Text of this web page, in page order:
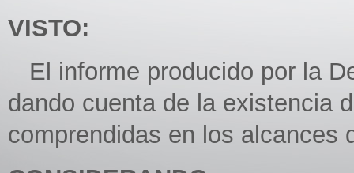
VISTO:
El informe producido por la
dando cuenta de la existencia
comprendidas en los alcances